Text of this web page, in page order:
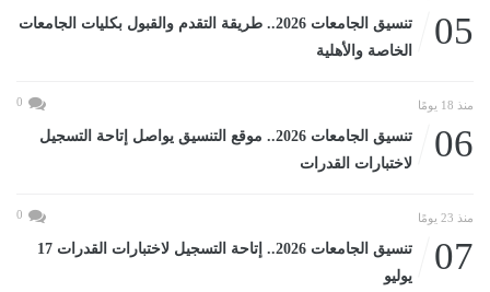
05
تنسيق الجامعات 2026.. طريقة التقدم والقبول بكليات الجامعات
الخاصة والأهلية
منذ 18 يومًا 0
06
تنسيق الجامعات 2026.. موقع التنسيق يواصل إتاحة التسجيل
لاختبارات القدرات
منذ 23 يومًا 0
07
تنسيق الجامعات 2026.. إتاحة التسجيل لاختبارات القدرات 17
يوليو